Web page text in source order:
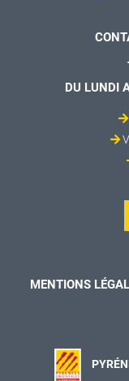
DU LUNDI
MENTIONS